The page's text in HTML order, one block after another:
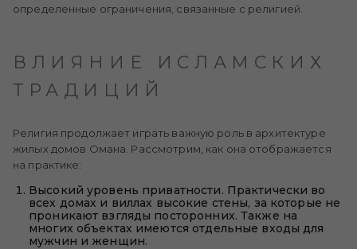
определенные ограничения, связанные с религией.
ВЛИЯНИЕ ИСЛАМСКИХ
ТРАДИЦИЙ
Религия продолжает играть важную роль в архитектуре
жилых домов Омана. Рассмотрим, как она отображается
на практике:
Высокий уровень приватности. Практически во
всех домах и виллах высокие стены, за которые не
проникают взгляды посторонних. Также на
многих объектах имеются отдельные входы для
мужчин и женщин.